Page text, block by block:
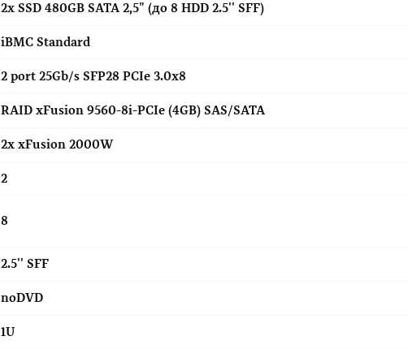
2x SSD 480GB SATA 2,5" (до 8 HDD 2.5'' SFF)
iBMC Standard
2 port 25Gb/s SFP28 PCIe 3.0x8
RAID xFusion 9560-8i-PCIe (4GB) SAS/SATA
2x xFusion 2000W
2
8
2.5'' SFF
noDVD
1U